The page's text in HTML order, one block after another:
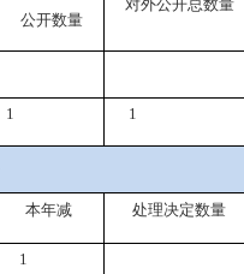
公开数量
对外公开总数量
1 1
本年减 处理决定数量
1